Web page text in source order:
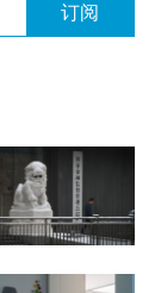
订阅